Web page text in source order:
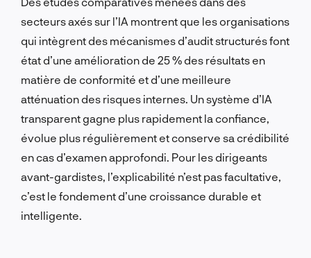
secteurs axés sur l’IA montrent que les organisations
qui intègrent des mécanismes d’audit structurés font
état d’une amélioration de 25 % des résultats en
matière de conformité et d’une meilleure
atténuation des risques internes. Un système d’IA
transparent gagne plus rapidement la confiance,
évolue plus régulièrement et conserve sa crédibilité
en cas d’examen approfondi. Pour les dirigeants
avant-gardistes, l’explicabilité n’est pas facultative,
c’est le fondement d’une croissance durable et
intelligente.